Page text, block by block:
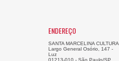
ENDEREÇO
SANTA MARCELINA CULTURA
Largo General Osório, 147 -
Luz
01213-010 - São Paulo/SP